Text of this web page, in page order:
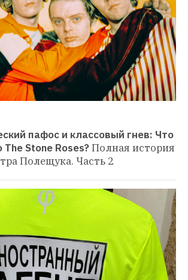
пафос и классовый гнев: Что
The Stone Roses?Полная история
Полещука. Часть 2